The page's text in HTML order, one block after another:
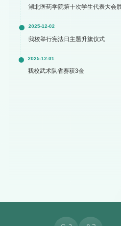
湖北医药学院第十次学生代表大会
2025-12-02
我校举行宪法日主题升旗仪式
2025-12-01
我校武术队省赛获3金